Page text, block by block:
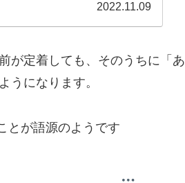
2022.11.09
が定着しても、そのうちに「あ
うになります。
とが語源のようです